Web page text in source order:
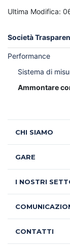
Ultima Modifica:
Società
Performance
Sistema di
Ammontare
CHI SIAMO
GARE
I NOSTRI
CONTATTI